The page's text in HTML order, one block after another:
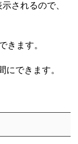
されるので、
きます。
にできます。